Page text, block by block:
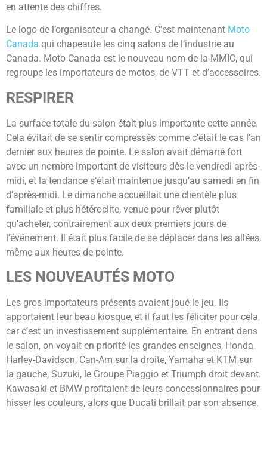
en attente des chiffres.
Le logo de l’organisateur a changé. C’est maintenant Moto
Canada qui chapeaute les cinq salons de l’industrie au
Canada. Moto Canada est le nouveau nom de la MMIC, qui
regroupe les importateurs de motos, de VTT et d’accessoires.
RESPIRER
La surface totale du salon était plus importante cette année.
Cela évitait de se sentir compressés comme c’était le cas l’an
dernier aux heures de pointe. Le salon avait démarré fort
avec un nombre important de visiteurs dès le vendredi après-
midi, et la tendance s’était maintenue jusqu’au samedi en fin
d’après-midi. Le dimanche accueillait une clientèle plus
familiale et plus hétéroclite, venue pour rêver plutôt
qu’acheter, contrairement aux deux premiers jours de
l’événement. Il était plus facile de se déplacer dans les allées,
même aux heures de pointe.
LES NOUVEAUTÉS MOTO
Les gros importateurs présents avaient joué le jeu. Ils
apportaient leur beau kiosque, et il faut les féliciter pour cela,
car c’est un investissement supplémentaire. En entrant dans
le salon, on voyait en priorité les grandes enseignes, Honda,
Harley-Davidson, Can-Am sur la droite, Yamaha et KTM sur
la gauche, Suzuki, le Groupe Piaggio et Triumph droit devant.
Kawasaki et BMW profitaient de leurs concessionnaires pour
hisser les couleurs, alors que Ducati brillait par son absence.